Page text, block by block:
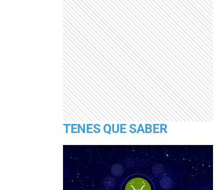
TENES QUE SABER